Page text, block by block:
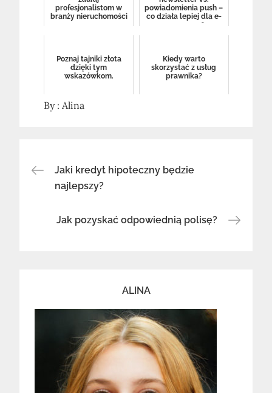
profesjonalistom w
branży nieruchomości
powiadomienia push –
co działa lepiej dla e-
commerce?
Poznaj tajniki złota
dzięki tym
wskazówkom.
Kiedy warto
skorzystać z usług
prawnika?
By :Alina
Nawigacja
wpisu
Jaki kredyt hipoteczny będzie
najlepszy?
Jak pozyskać odpowiednią polisę?
ALINA